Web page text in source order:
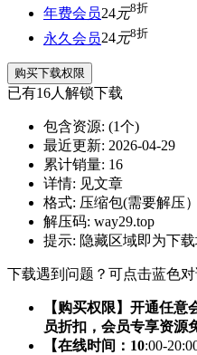
年费会员24元8折
永久会员24元8折
购买下载权限
已有16人解锁下载
包含资源: (1个)
最近更新: 2026-04-29
累计销量: 16
详情: 见文章
格式: 压缩包(需要解压）
解压码: way29.top
提示: 隐藏区域即为下
下载遇到问题？可点击蓝色
【购买权限】开通任
员折扣，会员专享资源
【在线时间：10:00-